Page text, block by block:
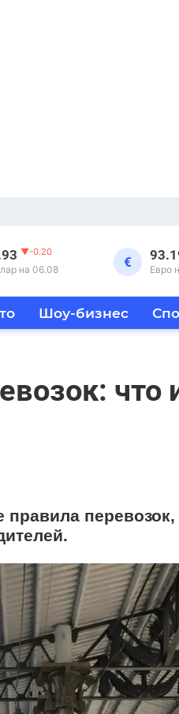
▼-0.20
на 06.08 € Евро
Шоу-бизнес
что